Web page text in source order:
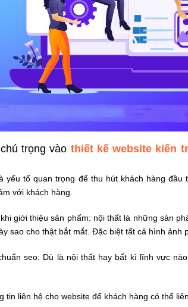
trọng vào thiết kế website kiến
yếu tố quan trọng để thu hút khách hàng
với khách hàng.
giới thiệu sản phẩm: nội thất là những sản
sao cho thật bắt mắt. Đặc biệt tất cả hình ảnh
seo: Dù là nội thất hay bất kì lĩnh vực
tin liên hệ cho website để khách hàng có thể